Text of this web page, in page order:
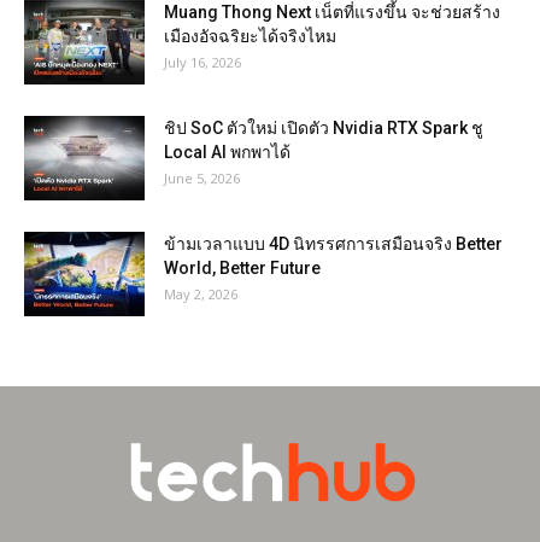
Muang Thong Next เน็ตที่แรงขึ้น จะช่วยสร้าง
เมืองอัจฉริยะได้จริงไหม
July 16, 2026
ชิป SoC ตัวใหม่ เปิดตัว Nvidia RTX Spark ชู
Local AI พกพาได้
June 5, 2026
ข้ามเวลาแบบ 4D นิทรรศการเสมือนจริง Better
World, Better Future
May 2, 2026